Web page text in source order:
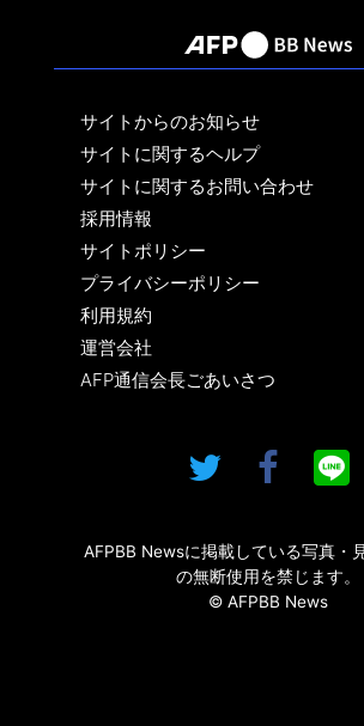
サイトからのお知らせ
サイトに関するヘルプ
サイトに関するお問い合わせ
採用情報
サイトポリシー
プライバシーポリシー
利用規約
運営会社
AFP通信会長ごあいさつ
AFPBB Newsに掲載している写真・
の無断使用を禁じます。
© AFPBB News